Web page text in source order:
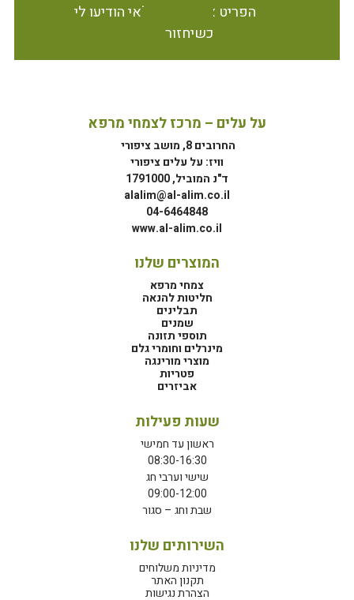
הפריט אינו זמין במלאי הודיעו לי
כשיחזור
על עלים – מרכז לצמחי מרפא
החרובים 8, מושב ציפורי
וויז: על עלים ציפורי
ד"נ המוביל, 1791000
alalim@al-alim.co.il
04-6464848
www.al-alim.co.il
המוצרים שלנו
צמחי מרפא
חליטות להנאה
תבלינים
שמנים
תוספי תזונה
מינרלים וחומרי גלם
מוצרי מורינגה
פטריות
אביזרים
שעות פעילות
ראשון עד חמישי
08:30-16:30
שישי וערבי חג
09:00-12:00
שבת וחג – סגור
השירותים שלנו
מדיניות משלוחים
תקנון האתר
הצהרת נגישות